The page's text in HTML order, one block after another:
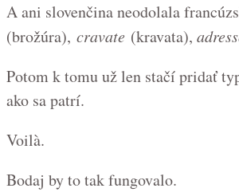
A ani slovenčina neodolala
(brožúra), cravate (kravata),
Potom k tomu už len stačí pridať
ako sa patrí.
Voilà.
Bodaj by to tak fungovalo.